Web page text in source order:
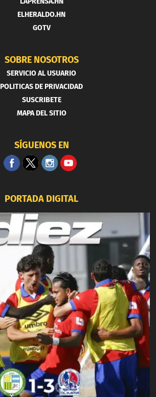
ELHERALDO.HN
GOTV
SOBRE NOSOTROS
SERVICIO AL USUARIO
POLITICAS DE PRIVACIDAD
SUSCRIBETE
MAPA DEL SITIO
SÍGUENOS EN
PORTADA DIGITAL